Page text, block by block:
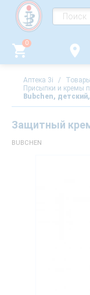
0
Аптека 3i /
Присыпки и кремы
Bubchen,
Защитный
BUBCHEN